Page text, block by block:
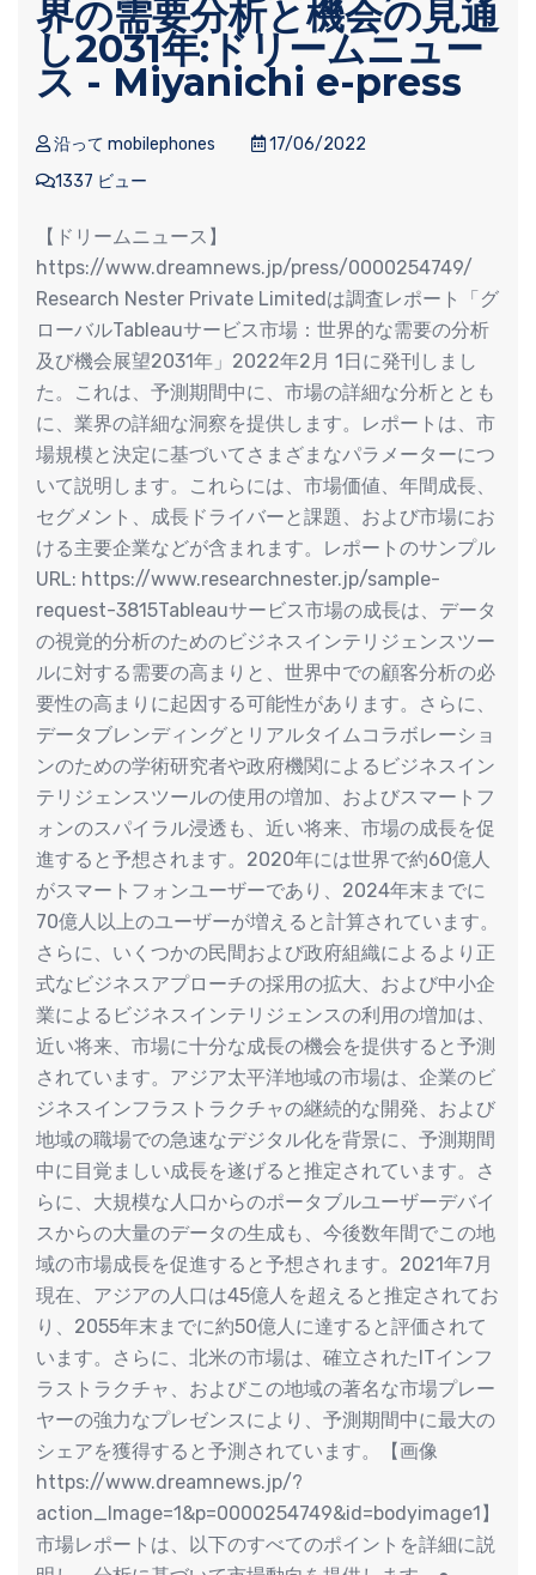
界の需要分析と機会の見通
し2031年:ドリームニュー
ス - Miyanichi e-press
沿って mobilephones
17/06/2022
1337 ビュー
【ドリームニュース】
https://www.dreamnews.jp/press/0000254749/
Research Nester Private Limitedは調査レポート「グ
ローバルTableauサービス市場：世界的な需要の分析
及び機会展望2031年」2022年2月 1日に発刊しまし
た。これは、予測期間中に、市場の詳細な分析ととも
に、業界の詳細な洞察を提供します。レポートは、市
場規模と決定に基づいてさまざまなパラメーターにつ
いて説明します。これらには、市場価値、年間成長、
セグメント、成長ドライバーと課題、および市場にお
ける主要企業などが含まれます。レポートのサンプル
URL: https://www.researchnester.jp/sample-
request-3815Tableauサービス市場の成長は、データ
の視覚的分析のためのビジネスインテリジェンスツー
ルに対する需要の高まりと、世界中での顧客分析の必
要性の高まりに起因する可能性があります。さらに、
データブレンディングとリアルタイムコラボレーショ
ンのための学術研究者や政府機関によるビジネスイン
テリジェンスツールの使用の増加、およびスマートフ
ォンのスパイラル浸透も、近い将来、市場の成長を促
進すると予想されます。2020年には世界で約60億人
がスマートフォンユーザーであり、2024年末までに
70億人以上のユーザーが増えると計算されています。
さらに、いくつかの民間および政府組織によるより正
式なビジネスアプローチの採用の拡大、および中小企
業によるビジネスインテリジェンスの利用の増加は、
近い将来、市場に十分な成長の機会を提供すると予測
されています。アジア太平洋地域の市場は、企業のビ
ジネスインフラストラクチャの継続的な開発、および
地域の職場での急速なデジタル化を背景に、予測期間
中に目覚ましい成長を遂げると推定されています。さ
らに、大規模な人口からのポータブルユーザーデバイ
スからの大量のデータの生成も、今後数年間でこの地
域の市場成長を促進すると予想されます。2021年7月
現在、アジアの人口は45億人を超えると推定されてお
り、2055年末までに約50億人に達すると評価されて
います。さらに、北米の市場は、確立されたITインフ
ラストラクチャ、およびこの地域の著名な市場プレー
ヤーの強力なプレゼンスにより、予測期間中に最大の
シェアを獲得すると予測されています。【画像
https://www.dreamnews.jp/?
action_Image=1&p=0000254749&id=bodyimage1】
市場レポートは、以下のすべてのポイントを詳細に説